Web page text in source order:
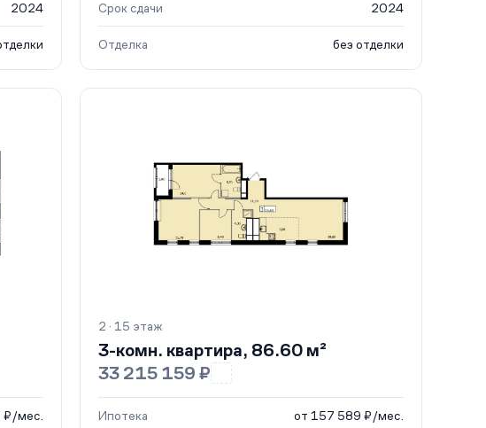
2024 Срок сдачи 2024
Отделка без отделки
₽/мес.
2 · 15 этаж
3-комн. квартира, 86.60 м²
33 215 159 ₽
Ипотека от 157 589 ₽/мес.